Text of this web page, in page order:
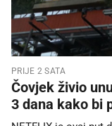
PRIJE 2 SATA
Čovjek živio
3 dana kako bi